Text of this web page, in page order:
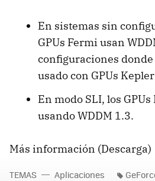
En sistemas sin
GPUs Fermi usan
configuraciones donde
usado con GPUs
En modo SLI, los
usando WDDM 1.3.
Más información (Descarga)
TEMAS Aplicaciones